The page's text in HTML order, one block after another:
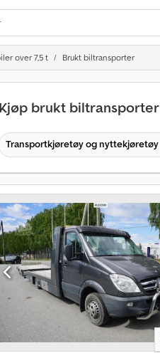
over 7,5 t Brukt biltransporter
Kjøp brukt biltransporter
Transportkjøretøy og nyttekjøretøy